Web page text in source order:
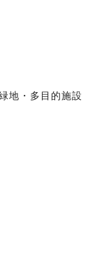
地・多目的施設